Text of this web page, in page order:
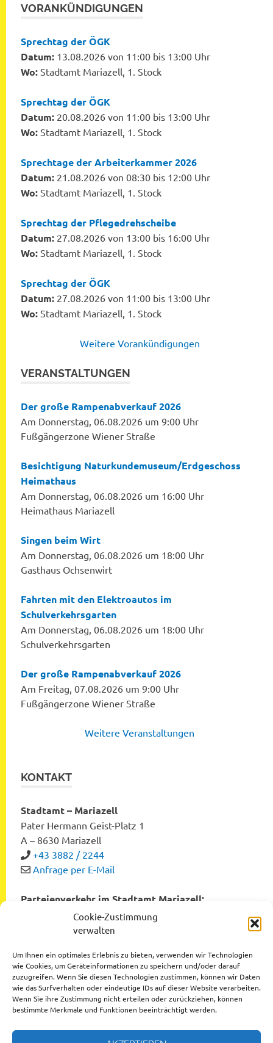
Cookie-Zustimmung
verwalten
Um Ihnen ein optimales Erlebnis zu bieten, verwenden wir Technologien
wie Cookies, um Geräteinformationen zu speichern und/oder darauf
zuzugreifen. Wenn Sie diesen Technologien zustimmen, können wir Daten
wie das Surfverhalten oder eindeutige IDs auf dieser Website verarbeiten.
Wenn Sie ihre Zustimmung nicht erteilen oder zurückziehen, können
bestimmte Merkmale und Funktionen beeinträchtigt werden.
VORANKÜNDIGUNGEN
Sprechtag der ÖGK
Datum: 13.08.2026 von 11:00 bis 13:00 Uhr
Wo: Stadtamt Mariazell, 1. Stock
Sprechtag der ÖGK
Datum: 20.08.2026 von 11:00 bis 13:00 Uhr
Wo: Stadtamt Mariazell, 1. Stock
Sprechtage der Arbeiterkammer 2026
Datum: 21.08.2026 von 08:30 bis 12:00 Uhr
Wo: Stadtamt Mariazell, 1. Stock
Sprechtag der Pflegedrehscheibe
Datum: 27.08.2026 von 13:00 bis 16:00 Uhr
Wo: Stadtamt Mariazell, 1. Stock
Sprechtag der ÖGK
Datum: 27.08.2026 von 11:00 bis 13:00 Uhr
Wo: Stadtamt Mariazell, 1. Stock
Weitere Vorankündigungen
VERANSTALTUNGEN
Der große Rampenabverkauf 2026
Am Donnerstag, 06.08.2026 um 9:00 Uhr
Fußgängerzone Wiener Straße
Besichtigung Naturkundemuseum/Erdgeschoss
Heimathaus
Am Donnerstag, 06.08.2026 um 16:00 Uhr
Heimathaus Mariazell
Singen beim Wirt
Am Donnerstag, 06.08.2026 um 18:00 Uhr
Gasthaus Ochsenwirt
Fahrten mit den Elektroautos im
Schulverkehrsgarten
Am Donnerstag, 06.08.2026 um 18:00 Uhr
Schulverkehrsgarten
Der große Rampenabverkauf 2026
Am Freitag, 07.08.2026 um 9:00 Uhr
Fußgängerzone Wiener Straße
Weitere Veranstaltungen
KONTAKT
Stadtamt – Mariazell
Pater Hermann Geist-Platz 1
A – 8630 Mariazell
+43 3882 / 2244
Anfrage per E-Mail
Parteienverkehr im Stadtamt Mariazell:
Montag bis Freitag von 8:00 bis 12:00 Uhr
Dienstag und Donnerstag von 12:00 bis 16:00 Uhr
Datenschutzerklärung
Impressum